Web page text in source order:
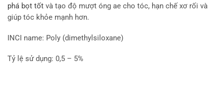
phá bọt tốt và tạo độ mượt óng ae cho tóc, hạn chế xơ rối và
giúp tóc khỏe mạnh hơn.
INCI name: Poly (dimethylsiloxane)
Tỷ lệ sử dụng: 0,5 – 5%